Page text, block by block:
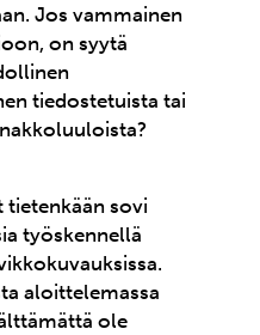
Jos vammainen
on syytä
tiedostetuista tai
tietenkään sovi
työskennellä
aloittelemassa
ole